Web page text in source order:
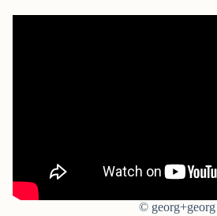
© georg+georg